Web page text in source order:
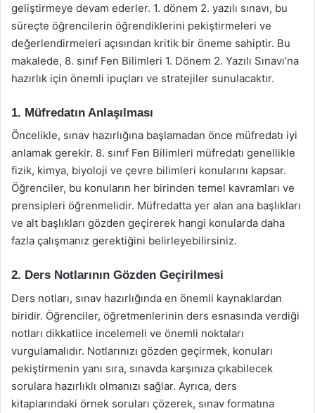
geliştirmeye devam ederler. 1. dönem 2. yazılı sınavı, bu
süreçte öğrencilerin öğrendiklerini pekiştirmeleri ve
değerlendirmeleri açısından kritik bir öneme sahiptir. Bu
makalede, 8. sınıf Fen Bilimleri 1. Dönem 2. Yazılı Sınavı’na
hazırlık için önemli ipuçları ve stratejiler sunulacaktır.
1. Müfredatın Anlaşılması
Öncelikle, sınav hazırlığına başlamadan önce müfredatı iyi
anlamak gerekir. 8. sınıf Fen Bilimleri müfredatı genellikle
fizik, kimya, biyoloji ve çevre bilimleri konularını kapsar.
Öğrenciler, bu konuların her birinden temel kavramları ve
prensipleri öğrenmelidir. Müfredatta yer alan ana başlıkları
ve alt başlıkları gözden geçirerek hangi konularda daha
fazla çalışmanız gerektiğini belirleyebilirsiniz.
2. Ders Notlarının Gözden Geçirilmesi
Ders notları, sınav hazırlığında en önemli kaynaklardan
biridir. Öğrenciler, öğretmenlerinin ders esnasında verdiği
notları dikkatlice incelemeli ve önemli noktaları
vurgulamalıdır. Notlarınızı gözden geçirmek, konuları
pekiştirmenin yanı sıra, sınavda karşınıza çıkabilecek
sorulara hazırlıklı olmanızı sağlar. Ayrıca, ders
kitaplarındaki örnek soruları çözerek, sınav formatına